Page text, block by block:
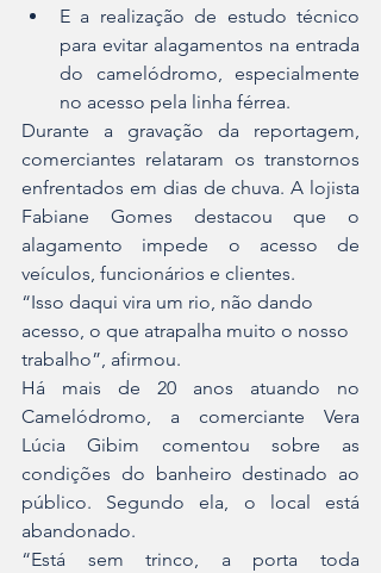
E a realização de estudo técnico
para evitar alagamentos na entrada
do camelódromo, especialmente
no acesso pela linha férrea.
Durante a gravação da reportagem,
comerciantes relataram os transtornos
enfrentados em dias de chuva. A lojista
Fabiane Gomes destacou que o
alagamento impede o acesso de
veículos, funcionários e clientes.
“Isso daqui vira um rio, não dando
acesso, o que atrapalha muito o nosso
trabalho”, afirmou.
Há mais de 20 anos atuando no
Camelódromo, a comerciante Vera
Lúcia Gibim comentou sobre as
condições do banheiro destinado ao
público. Segundo ela, o local está
abandonado.
“Está sem trinco, a porta toda